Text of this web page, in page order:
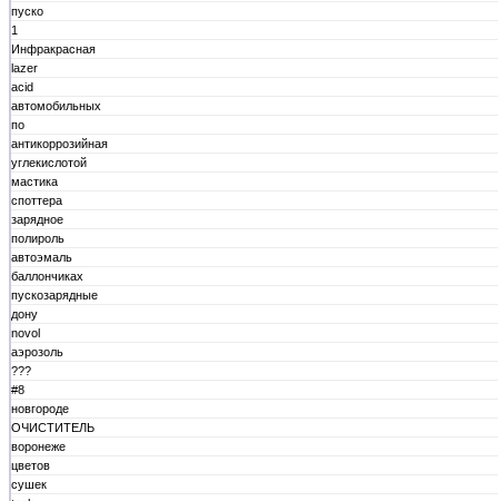
пуско
1
Инфракрасная
lazer
acid
автомобильных
по
антикоррозийная
углекислотой
мастика
споттера
зарядное
полироль
автоэмаль
баллончиках
пускозарядные
дону
novol
аэрозоль
???
#8
новгороде
ОЧИСТИТЕЛЬ
воронеже
цветов
сушек